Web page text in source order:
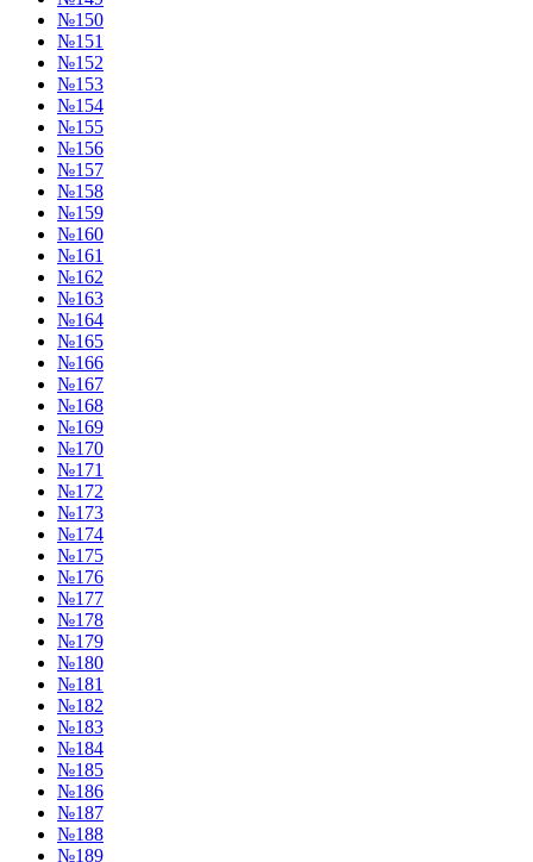
№150
№151
№152
№153
№154
№155
№156
№157
№158
№159
№160
№161
№162
№163
№164
№165
№166
№167
№168
№169
№170
№171
№172
№173
№174
№175
№176
№177
№178
№179
№180
№181
№182
№183
№184
№185
№186
№187
№188
№189